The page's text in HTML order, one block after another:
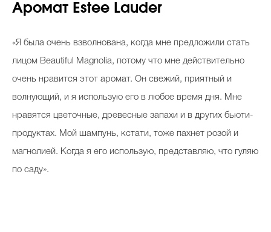
Аромат Estee Lauder
«Я была очень взволнована, когда мне предложили стать
лицом Beautiful Magnolia, потому что мне действительно
очень нравится этот аромат. Он свежий, приятный и
волнующий, и я использую его в любое время дня. Мне
нравятся цветочные, древесные запахи и в других бьюти-
продуктах. Мой шампунь, кстати, тоже пахнет розой и
магнолией. Когда я его использую, представляю, что гуляю
по саду».